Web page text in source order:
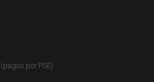
por PSE)